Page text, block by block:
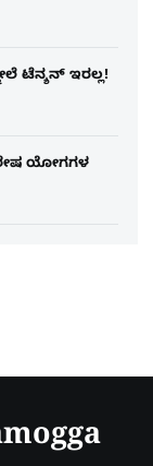
ಟೆನ್ಶನ್​ ಇರಲ್ಲ!
ಯೋಗಗಳ